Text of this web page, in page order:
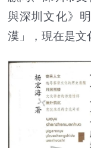
與深圳文化》
漠」，現在是文